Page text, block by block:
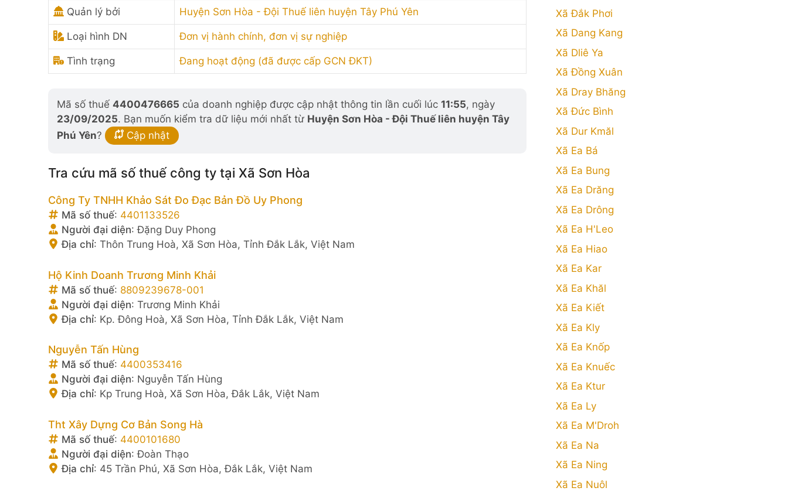
Quản lý bởi Huyện Sơn Hòa - Đội Thuế liên huyện Tây Phú Yên
Loại hình DN Đơn vị hành chính, đơn vị sự nghiệp
Tình trạng Đang hoạt động (đã được cấp GCN ĐKT)
Mã số thuế 4400476665 của doanh nghiệp được cập nhật thông tin lần cuối lúc 11:55, ngày
23/09/2025. Bạn muốn kiểm tra dữ liệu mới nhất từ Huyện Sơn Hòa - Đội Thuế liên huyện Tây
Phú Yên? Cập nhật
Tra cứu mã số thuế công ty tại Xã Sơn Hòa
Công Ty TNHH Khảo Sát Đo Đạc Bản Đồ Uy Phong
Mã số thuế: 4401133526
Người đại diện:Đặng Duy Phong
Địa chỉ: Thôn Trung Hoà, Xã Sơn Hòa, Tỉnh Đắk Lắk, Việt Nam
Hộ Kinh Doanh Trương Minh Khải
Mã số thuế: 8809239678-001
Người đại diện: Trương Minh Khải
Địa chỉ: Kp. Đông Hoà, Xã Sơn Hòa, Tỉnh Đắk Lắk, Việt Nam
Nguyễn Tấn Hùng
Mã số thuế: 4400353416
Người đại diện: Nguyễn Tấn Hùng
Địa chỉ: Kp Trung Hoà, Xã Sơn Hòa, Đắk Lắk, Việt Nam
Tht Xây Dựng Cơ Bản Song Hà
Mã số thuế: 4400101680
Người đại diện:Đoàn Thạo
Địa chỉ: 45 Trần Phú, Xã Sơn Hòa, Đắk Lắk, Việt Nam
Xã Đắk Phơi
Xã Dang Kang
Xã Dliê Ya
Xã Đồng Xuân
Xã Dray Bhăng
Xã Đức Bình
Xã Dur Kmăl
Xã Ea Bá
Xã Ea Bung
Xã Ea Drăng
Xã Ea Drông
Xã Ea H'Leo
Xã Ea Hiao
Xã Ea Kar
Xã Ea Khăl
Xã Ea Kiết
Xã Ea Kly
Xã Ea Knốp
Xã Ea Knuếc
Xã Ea Ktur
Xã Ea Ly
Xã Ea M'Droh
Xã Ea Na
Xã Ea Ning
Xã Ea Nuôl